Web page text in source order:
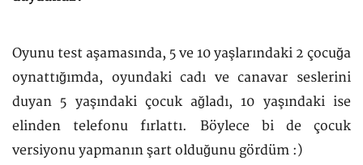
Oyunu test aşamasında, 5 ve 10 yaşlarındaki 2 çocuğa
oynattığımda, oyundaki cadı ve canavar seslerini
duyan 5 yaşındaki çocuk ağladı, 10 yaşındaki ise
elinden telefonu fırlattı. Böylece bi de çocuk
versiyonu yapmanın şart olduğunu gördüm :)